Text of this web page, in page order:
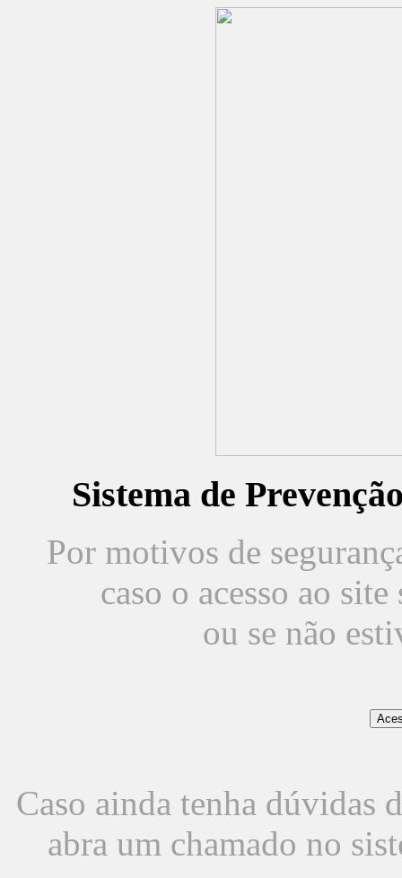
Sistema de
Por motivos de
caso o acesso ao
ou se não
Caso ainda tenha dúvidas
abra um chamado no